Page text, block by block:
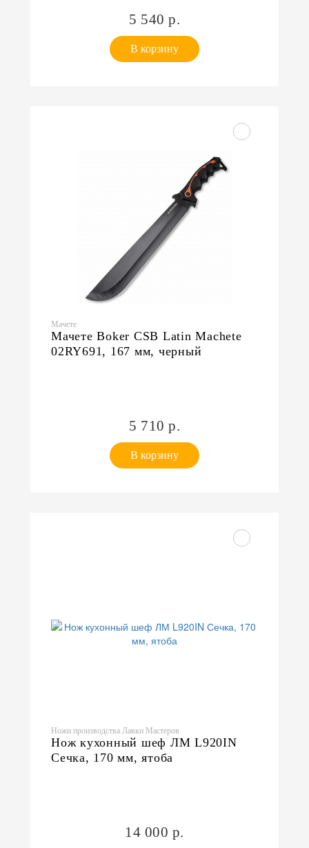
5 540 р.
В корзину
Мачете
Мачете Boker CSB Latin Machete
02RY691, 167 мм, черный
5 710 р.
В корзину
Ножи производства Лавки Мастеров
Нож кухонный шеф ЛМ L920IN
Сечка, 170 мм, ятоба
14 000 р.